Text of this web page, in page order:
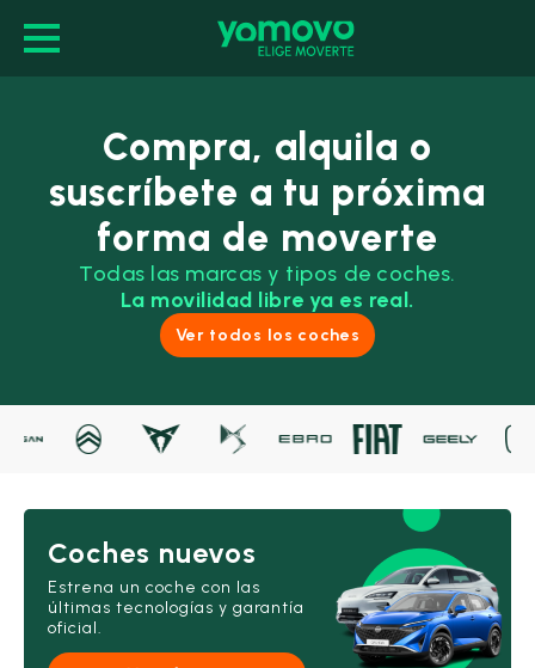
Compra, alquila o
suscríbete a tu próxima
forma de moverte
Todas las marcas y tipos de coches.
La movilidad libre ya es real.
Ver todos los coches
Coches nuevos
Estrena un coche con las
últimas tecnologías y garantía
oficial.